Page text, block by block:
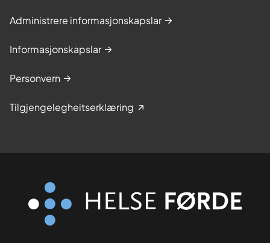
Administrere informasjonskapslar
Informasjonskapslar
Personvern
Tilgjengelegheitserklæring